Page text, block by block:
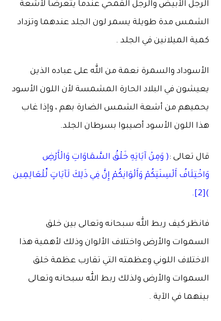
الرجل الأبيض والرجل القمحي عندما يتعرضا لأشعة
الشمس مدة طويلة يسمر لون الجلد عندهما وتزداد
كمية الميلانين في الجلد .
الأسوداد والسمرة نعمة من الله على عباده الذين
يعيشون في البلاد الحارة المشمسة لأن اللون الأسود
يحميهم من أشعة الشمس الضارة بهم ، وإذا غاب
هذا اللون الأسود أصيبوا بسرطان الجلد.
قال تعالى :( وَمِنْ آيَاتِهِ خَلْقُ السَّمَاوَاتِ وَالْأَرْضِ
وَاخْتِلَافُ أَلْسِنَتِكُمْ وَأَلْوَانِكُمْ إِنَّ فِي ذَلِكَ لَآيَاتٍ لِّلْعَالِمِين
)[2].
فانظر كيف ربط الله سبحانه وتعالى بين خلق
السموات والأرض واختلاف الألوان وذلك لأهمية هذا
الاختلاف اللوني وعظمته التي تقارب عظمة خلق
السموات والأرض ولذلك ربط الله سبحانه وتعالى
بينهما في الآية .